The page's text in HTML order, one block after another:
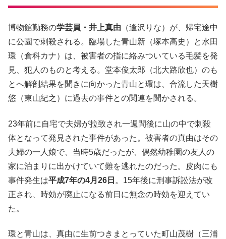
博物館勤務の学芸員・井上真由 （逢沢りな）が、帰宅途中
に公園で刺殺される。臨場した青山新（塚本高史）と水田
環（倉科カナ）は、被害者の指に絡みついている毛髪を発
見、犯人のものと考える。堂本俊太郎（北大路欣也）のも
とへ解剖結果を聞きに向かった青山と環は、合流した天樹
悠（東山紀之）に過去の事件との関連を聞かされる。
23年前に自宅で夫婦が拉致され一週間後に山の中で刺殺
体となって発見された事件があった。被害者の真由はその
夫婦の一人娘で、当時5歳だったが、偶然幼稚園の友人の
家に泊まりに出かけていて難を逃れたのだった。皮肉にも
事件発生は平成7年の4月26日 。15年後に刑事訴訟法が改
正され、時効が廃止になる前日に無念の時効を迎えてい
た。
環と青山は、真由に生前つきまとっていた町山茂樹（三浦